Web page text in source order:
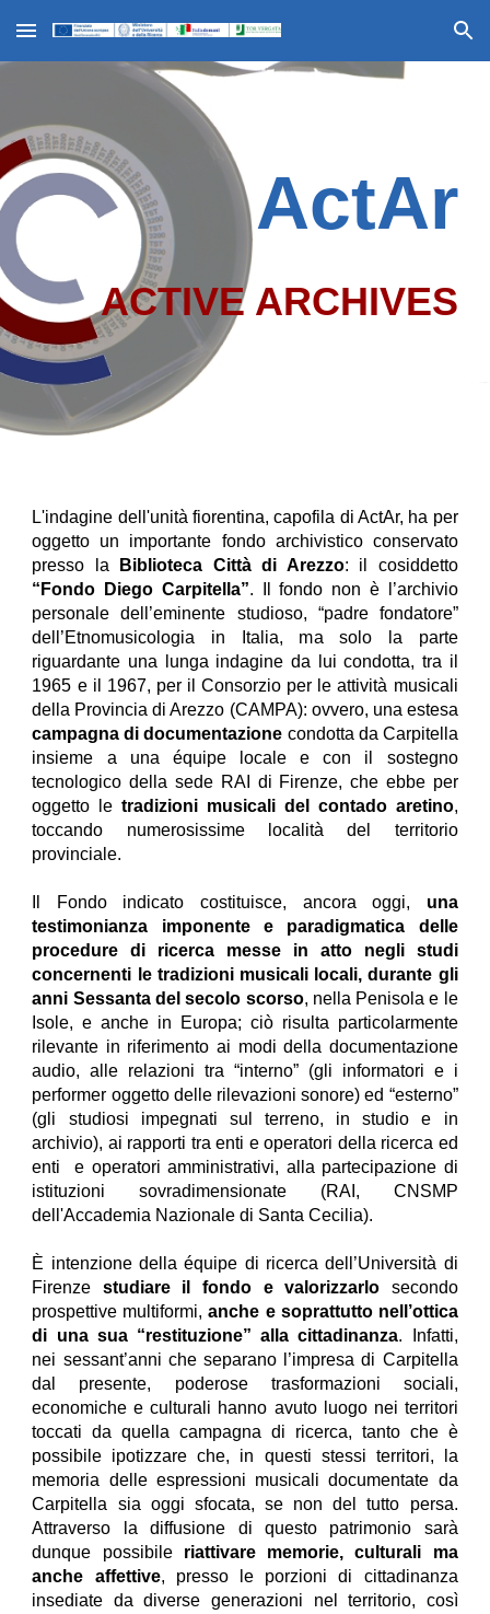
Skip to main content Skip to navigation
ActAr
ACTIVE ARCHIVES
L'indagine dell'unità fiorentina, capofila di ActAr, ha per
oggetto un importante fondo archivistico conservato
presso la
Biblioteca Città di Arezzo: il cosiddetto
“Fondo Diego Carpitella”. Il fondo non è l’archivio
personale dell’eminente studioso, “padre fondatore”
dell’Etnomusicologia in Italia, ma solo la parte
riguardante una lunga indagine da lui condotta, tra il
1965 e il 1967, per il Consorzio per le attività musicali
della Provincia di Arezzo (CAMPA): ovvero, una estesa
campagna di documentazione condotta da Carpitella
insieme a una équipe locale e con il sostegno
tecnologico della sede RAI di Firenze, che ebbe per
oggetto letradizioni musicali del contado aretino,
toccando numerosissime località del territorio
provinciale.
Il Fondo indicato costituisce, ancora oggi, una
testimonianza imponente e paradigmatica delle
procedure di ricerca messe in atto negli studi
concernenti le tradizioni musicali locali, durante gli
anni Sessanta del secolo scorso, nella Penisola e le
Isole, e anche in Europa; ciò risulta particolarmente
rilevante in riferimento ai modi della documentazione
audio, alle relazioni tra “interno” (gli informatori e i
performer oggetto delle rilevazioni sonore) ed “esterno”
(gli studiosi impegnati sul terreno, in studio e in
archivio), ai rapporti tra enti e operatori della ricerca ed
enti e operatori amministrativi, alla partecipazione di
istituzioni sovradimensionate (RAI, CNSMP
dell'Accademia Nazionale di Santa Cecilia).
È intenzione della équipe di ricerca dell’Università di
Firenze studiare il fondo e valorizzarlo secondo
prospettive multiformi,anche e soprattutto nell’ottica
di una sua “restituzione” alla cittadinanza. Infatti,
nei sessant’anni che separano l’impresa di Carpitella
dal presente, poderose trasformazioni sociali,
economiche e culturali hanno avuto luogo nei territori
toccati da quella campagna di ricerca, tanto che è
possibile ipotizzare che, in questi stessi territori, la
memoria delle espressioni musicali documentate da
Carpitella sia oggi sfocata, se non del tutto persa.
Attraverso la diffusione di questo patrimonio sarà
dunque possibile riattivare memorie, culturali ma
anche affettive, presso le porzioni di cittadinanza
insediate da diverse generazioni nel territorio, così